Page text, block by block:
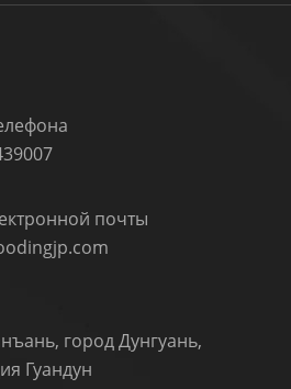
почты
город Дунгуань,
Гуандун